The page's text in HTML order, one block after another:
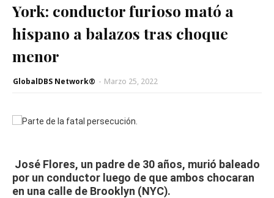
York: conductor furioso mató a
hispano a balazos tras choque
menor
GlobalDBS Network® - Marzo 25, 2022
José Flores, un padre de 30 años, murió baleado
por un conductor luego de que ambos chocaran
en una calle de Brooklyn (NYC).